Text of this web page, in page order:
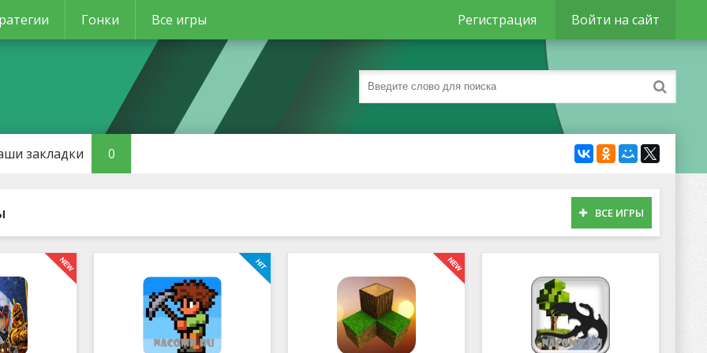
Гонки Все игры Регистрация Войти на сайт
закладки 0
ВСЕ ИГРЫ